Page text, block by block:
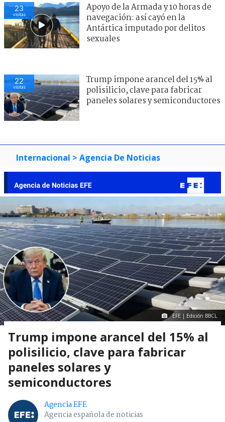
23
visitas
Apoyo de la Armada y 10 horas de
navegación: así cayó en la
Antártica imputado por delitos
sexuales
22
visitas
Trump impone arancel del 15% al
polisilicio, clave para fabricar
paneles solares y semiconductores
Internacional > Agencia De Noticias
EFE | Edición BBCL
Trump impone arancel del 15% al
polisilicio, clave para fabricar
paneles solares y
semiconductores
Agencia EFE
Agencia española de noticias